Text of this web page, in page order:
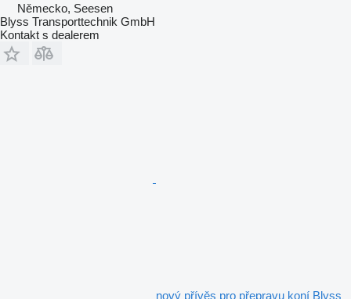
Německo, Seesen
Blyss Transporttechnik GmbH
Kontakt s dealerem
nový přívěs pro přepravu koní Blyss